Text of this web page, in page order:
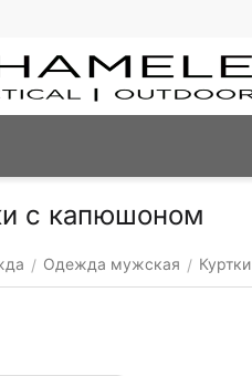
с капюшоном
/ Одежда мужская / Куртки